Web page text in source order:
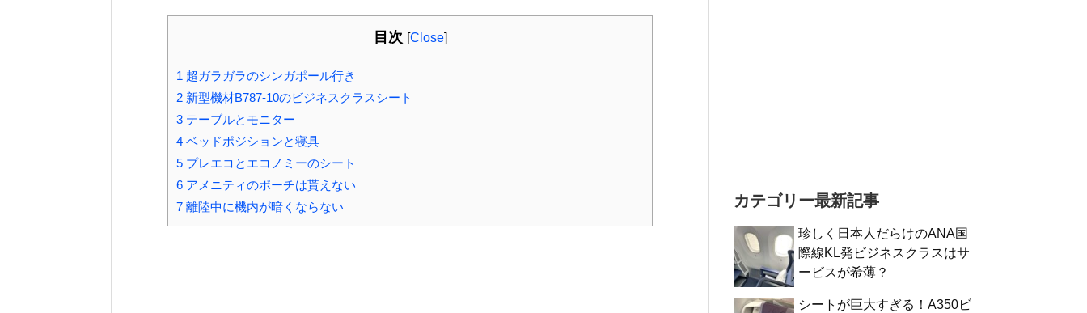
目次 [Close]
1 超ガラガラのシンガポール行き
2 新型機材B787-10のビジネスクラスシート
3 テーブルとモニター
4 ベッドポジションと寝具
5 プレエコとエコノミーのシート
6 アメニティのポーチは貰えない
7 離陸中に機内が暗くならない カテゴリー最新記事
珍しく日本人だらけのANA国
際線KL発ビジネスクラスはサ
ービスが希薄？
シートが巨大すぎる！A350ビ